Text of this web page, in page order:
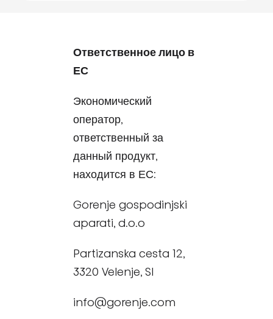
Ответственное лицо в
ЕС
Экономический
оператор,
ответственный за
данный продукт,
находится в ЕС:
Gorenje gospodinjski
aparati, d.o.o
Partizanska cesta 12,
3320 Velenje, SI
info@gorenje.com